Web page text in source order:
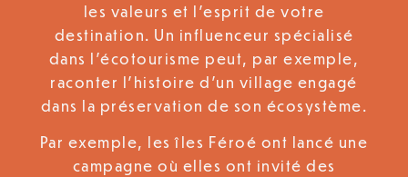
les valeurs et l’esprit de votre
destination. Un influenceur spécialisé
dans l’écotourisme peut, par exemple,
raconter l’histoire d’un village engagé
dans la préservation de son écosystème.
Par exemple, les îles Féroé ont lancé une
campagne où elles ont invité des